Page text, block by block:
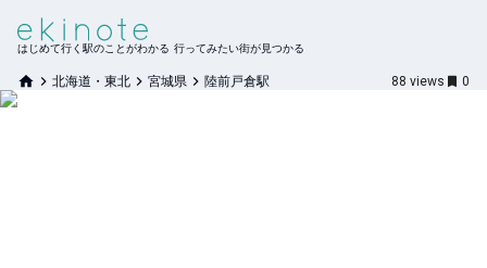
はじめて行く駅のことがわかる 行ってみたい街が見つかる
北海道・東北 宮城県 陸前戸倉駅 88 views 0